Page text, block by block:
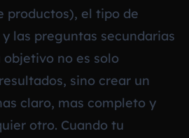
productos), el tipo de
las preguntas secundarias
objetivo no es solo
sino crear un
claro, mas completo y
otro. Cuando tu